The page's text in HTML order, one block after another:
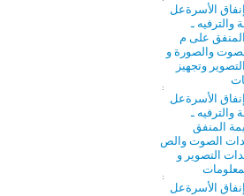
والترفيه ـ
على م
والصورة و
وتجهيز
والترفيه ـ
المنفق
الصوت والص
التصوير و